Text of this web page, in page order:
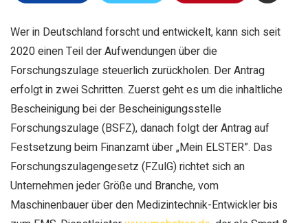
Wer in Deutschland forscht und entwickelt, kann sich seit
2020 einen Teil der Aufwendungen über die
Forschungszulage steuerlich zurückholen. Der Antrag
erfolgt in zwei Schritten. Zuerst geht es um die inhaltliche
Bescheinigung bei der Bescheinigungsstelle
Forschungszulage (BSFZ), danach folgt der Antrag auf
Festsetzung beim Finanzamt über „Mein ELSTER”. Das
Forschungszulagengesetz (FZulG) richtet sich an
Unternehmen jeder Größe und Branche, vom
Maschinenbauer über den Medizintechnik-Entwickler bis